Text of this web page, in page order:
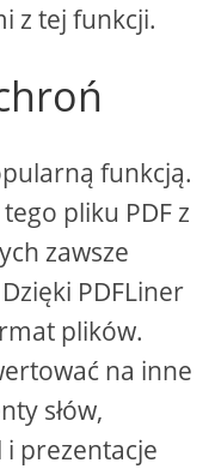
z tej funkcji.
funkcją.
pliku PDF z
zawsze
PDFLiner
plików.
na inne
słów,
i prezentacje